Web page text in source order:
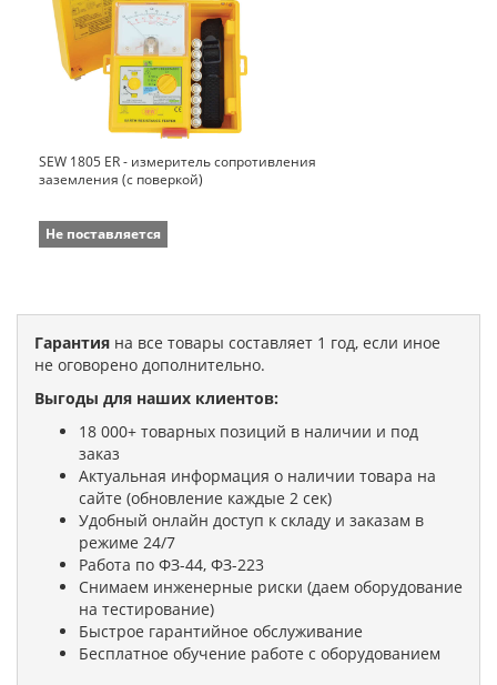
SEW 1805 ER - измеритель сопротивления
заземления (с поверкой)
Не поставляется
Гарантия на все товары составляет 1 год, если иное
не оговорено дополнительно.
Выгоды для наших клиентов:
18 000+ товарных позиций в наличии и под
заказ
Актуальная информация о наличии товара на
сайте (обновление каждые 2 сек)
Удобный онлайн доступ к складу и заказам в
режиме 24/7
Работа по ФЗ-44, ФЗ-223
Снимаем инженерные риски (даем оборудование
на тестирование)
Быстрое гарантийное обслуживание
Бесплатное обучение работе с оборудованием